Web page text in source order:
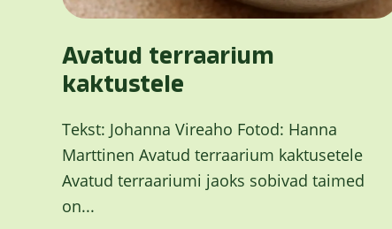
Avatud terraarium
kaktustele
Tekst: Johanna Vireaho Fotod: Hanna
Marttinen Avatud terraarium kaktusetele
Avatud terraariumi jaoks sobivad taimed
on...